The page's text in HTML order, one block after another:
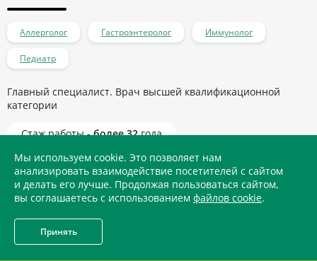
Аллерголог Гастроэнтеролог Иммунолог
Педиатр
Главный специалист. Врач высшей квалификационной
категории
Стаж работы -более 32года
Записаться на прием
Мы используем cookie. Это позволяет нам
анализировать взаимодействие посетителей с сайтом
и делать его лучше. Продолжая пользоваться сайтом,
вы соглашаетесь с использованием файлов cookie.
Принять